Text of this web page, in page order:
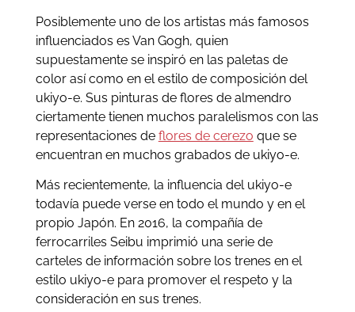
Posiblemente uno de los artistas más famosos
influenciados es Van Gogh, quien
supuestamente se inspiró en las paletas de
color así como en el estilo de composición del
ukiyo-e. Sus pinturas de flores de almendro
ciertamente tienen muchos paralelismos con las
representaciones de flores de cerezo que se
encuentran en muchos grabados de ukiyo-e.
Más recientemente, la influencia del ukiyo-e
todavía puede verse en todo el mundo y en el
propio Japón. En 2016, la compañía de
ferrocarriles Seibu imprimió una serie de
carteles de información sobre los trenes en el
estilo ukiyo-e para promover el respeto y la
consideración en sus trenes.